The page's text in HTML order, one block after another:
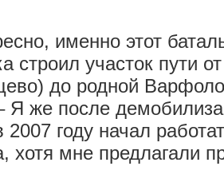
именно этот
строил участок пути
до родной
Я же после
году начал
хотя мне предлагали